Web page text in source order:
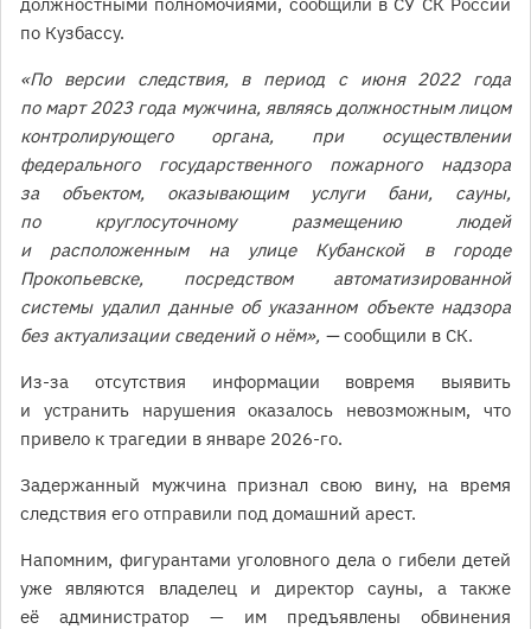
по Кузбассу.
«По версии следствия, в период с июня 2022 года
по март 2023 года мужчина, являясь должностным лицом
контролирующего органа, при осуществлении
федерального государственного пожарного надзора
за объектом, оказывающим услуги бани, сауны,
по круглосуточному размещению людей
и расположенным на улице Кубанской в городе
Прокопьевске, посредством автоматизированной
системы удалил данные об указанном объекте надзора
без актуализации сведений о нём», —сообщили в СК.
Из-за отсутствия информации вовремя выявить
и устранить нарушения оказалось невозможным, что
привело к трагедии в январе 2026-го.
Задержанный мужчина признал свою вину, на время
следствия его отправили под домашний арест.
Напомним, фигурантами уголовного дела о гибели детей
уже являются владелец и директор сауны, а также
её администратор — им предъявлены обвинения